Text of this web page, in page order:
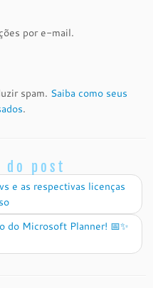
por e-mail.
spam. Saiba como seus
.
do post
e as respectivas licenças
do Microsoft Planner! 📅✨